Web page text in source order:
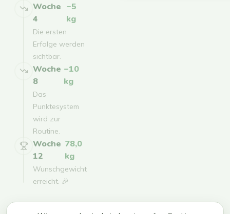
Woche
4
−5
kg
Die ersten
Erfolge werden
sichtbar.
Woche
8
−10
kg
Das
Punktesystem
wird zur
Routine.
Woche
12
78,0
kg
Wunschgewicht
erreicht. 🎉